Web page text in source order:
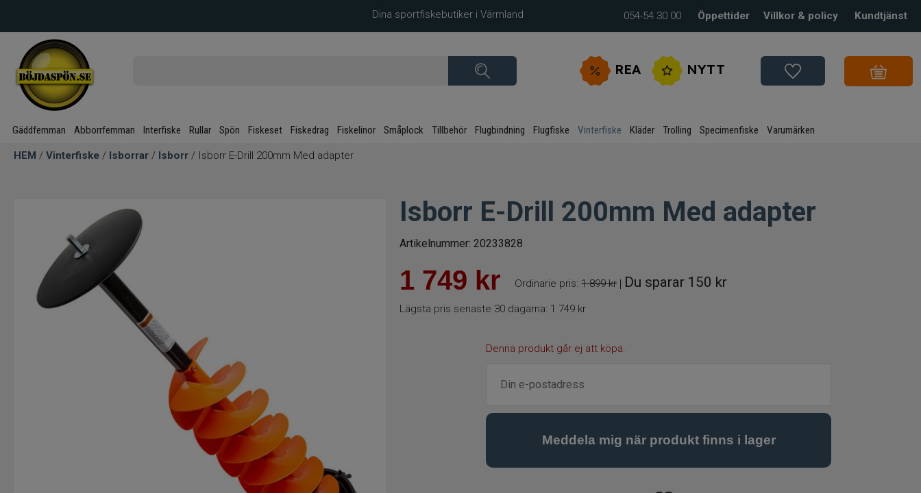
Dina sportfiskebutiker i Värmland 054-54 30 00 Öppettider Villkor & policy Kundtjänst
REA NYTT
Gäddfemman Abborrfemman Interfiske Rullar Spön Fiskeset Fiskedrag Fiskelinor Småplock Tillbehör Flugbindning Flugfiske Vinterfiske Kläder Trolling Specimenfiske Varumärken
HEM / Vinterfiske / Isborrar / Isborr / Isborr E-Drill 200mm Med adapter
Isborr E-Drill 200mm Med adapter
Artikelnummer: 20233828
1 749 kr Ordinarie pris: 1 899 kr| Du sparar 150 kr
Lägsta pris senaste 30 dagarna: 1 749 kr
Denna produkt går ej att köpa.